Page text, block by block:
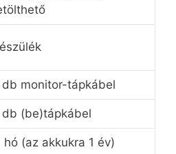
db monitor-tápkábel
db (be)tápkábel
hó (az akkukra 1 év)